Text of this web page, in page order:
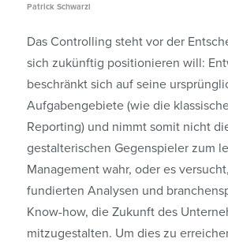
Patrick Schwarzl
Das Controlling steht vor der
sich zukünftig positionieren will:
beschränkt sich auf seine
Aufgabengebiete (wie die
Reporting) und nimmt somit nicht
gestalterischen Gegenspieler zum
Management wahr, oder es
fundierten Analysen und
Know-how, die Zukunft des
mitzugestalten. Um dies zu